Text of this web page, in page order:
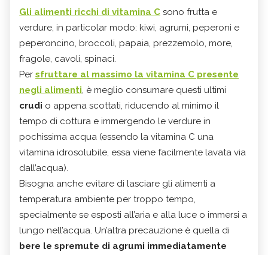
Gli alimenti ricchi di vitamina C sono frutta e
verdure, in particolar modo: kiwi, agrumi, peperoni e
peperoncino, broccoli, papaia, prezzemolo, more,
fragole, cavoli, spinaci.
Per sfruttare al massimo la vitamina C presente
negli alimenti, è meglio consumare questi ultimi
crudi o appena scottati, riducendo al minimo il
tempo di cottura e immergendo le verdure in
pochissima acqua (essendo la vitamina C una
vitamina idrosolubile, essa viene facilmente lavata via
dall’acqua).
Bisogna anche evitare di lasciare gli alimenti a
temperatura ambiente per troppo tempo,
specialmente se esposti all’aria e alla luce o immersi a
lungo nell’acqua. Un’altra precauzione è quella di
bere le spremute di agrumi immediatamente